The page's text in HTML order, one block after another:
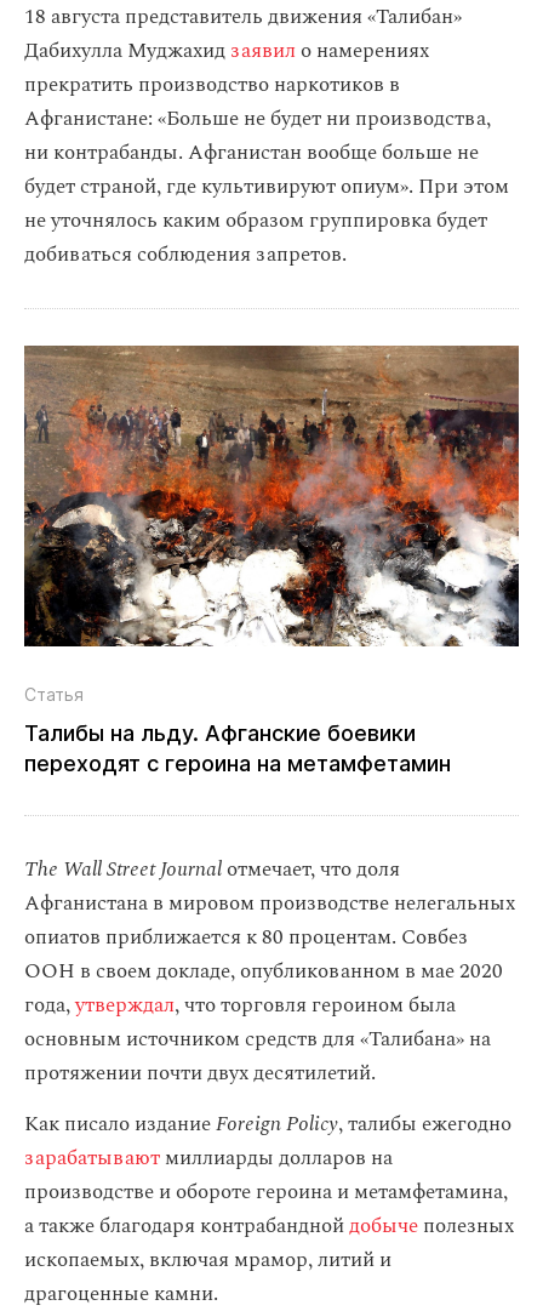
18 августа представитель движения «Талибан»
Дабихулла Муджахидзаявил о намерениях
прекратить производство наркотиков в
Афганистане: «Больше не будет ни производства,
ни контрабанды. Афганистан вообще больше не
будет страной, где культивируют опиум». При этом
не уточнялось каким образом группировка будет
добиваться соблюдения запретов.
Статья
Талибы на льду. Афганские боевики
переходят с героина на метамфетамин
The Wall Street Journalотмечает, что доля
Афганистана в мировом производстве нелегальных
опиатов приближается к 80 процентам. Совбез
ООН в своем докладе, опубликованном в мае 2020
года,утверждал, что торговля героином была
основным источником средств для «Талибана» на
протяжении почти двух десятилетий.
Как писало изданиеForeign Policy, талибы ежегодно
зарабатываютмиллиарды долларов на
производстве и обороте героина и метамфетамина,
а также благодаря контрабанднойдобычеполезных
ископаемых, включая мрамор, литий и
драгоценные камни.